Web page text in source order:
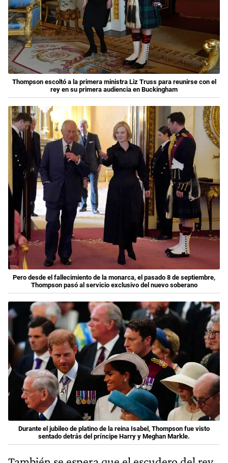
Thompson escoltó a la primera ministra Liz Truss para reunirse con el
rey en su primera audiencia en Buckingham
Pero desde el fallecimiento de la monarca, el pasado 8 de septiembre,
Thompson pasó al servicio exclusivo del nuevo soberano
Durante el jubileo de platino de la reina Isabel, Thompson fue visto
sentado detrás del príncipe Harry y Meghan Markle.